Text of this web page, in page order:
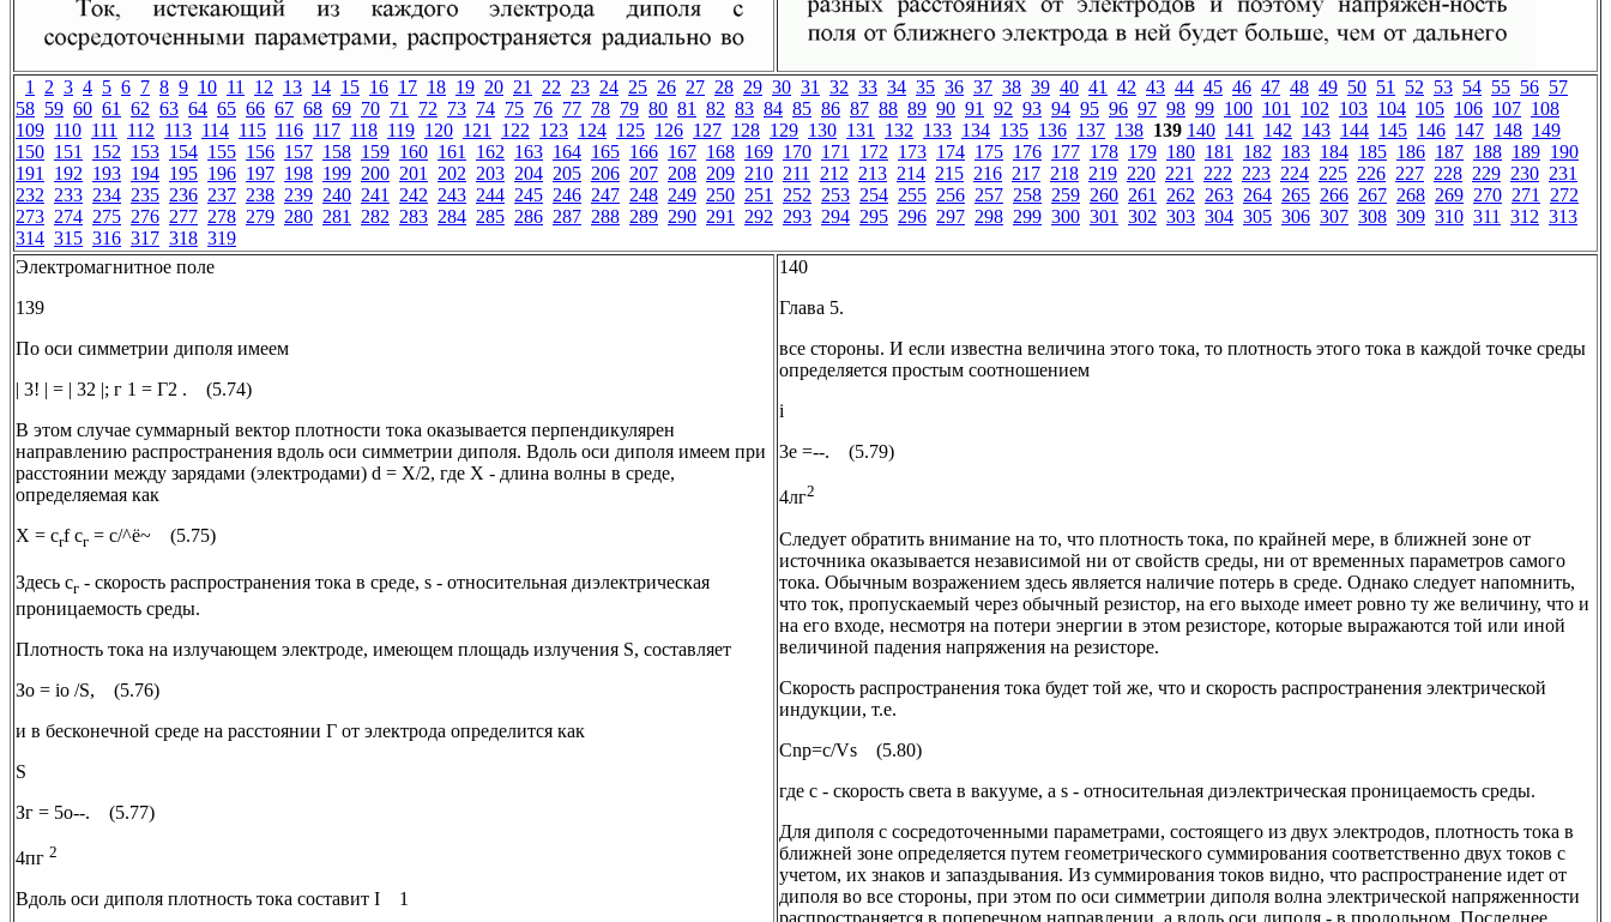
1 2 3 4 5 6 7 8 9 10 11 12 13 14 15 16 17 18 19 20 21 22 23 24 25 26 27 28 29 30 31 32 33 34 35 36 37 38 39 40 41 42 43 44 45 46 47 48 49 50 51 52 53 54 55 56 57
58 59 60 61 62 63 64 65 66 67 68 69 70 71 72 73 74 75 76 77 78 79 80 81 82 83 84 85 86 87 88 89 90 91 92 93 94 95 96 97 98 99 100 101 102 103 104 105 106 107 108
109 110 111 112 113 114 115 116 117 118 119 120 121 122 123 124 125 126 127 128 129 130 131 132 133 134 135 136 137 138 139 140 141 142 143 144 145 146 147 148 149
150 151 152 153 154 155 156 157 158 159 160 161 162 163 164 165 166 167 168 169 170 171 172 173 174 175 176 177 178 179 180 181 182 183 184 185 186 187 188 189 190
191 192 193 194 195 196 197 198 199 200 201 202 203 204 205 206 207 208 209 210 211 212 213 214 215 216 217 218 219 220 221 222 223 224 225 226 227 228 229 230 231
232 233 234 235 236 237 238 239 240 241 242 243 244 245 246 247 248 249 250 251 252 253 254 255 256 257 258 259 260 261 262 263 264 265 266 267 268 269 270 271 272
273 274 275 276 277 278 279 280 281 282 283 284 285 286 287 288 289 290 291 292 293 294 295 296 297 298 299 300 301 302 303 304 305 306 307 308 309 310 311 312 313
314 315 316 317 318 319
Электромагнитное поле
139
По оси симметрии диполя имеем
| 3! | = | 32 |; г 1 = Г2 . (5.74)
В этом случае суммарный вектор плотности тока оказывается перпендикулярен
направлению распространения вдоль оси симметрии диполя. Вдоль оси диполя имеем при
расстоянии между зарядами (электродами) d = Х/2, где X - длина волны в среде,
определяемая как
X = crf сг = с/^ё~ (5.75)
Здесь сг - скорость распространения тока в среде, s - относительная диэлектрическая
проницаемость среды.
Плотность тока на излучающем электроде, имеющем площадь излучения S, составляет
Зо = io /S, (5.76)
и в бесконечной среде на расстоянии Г от электрода определится как
S
Зг = 5о--. (5.77)
4пг 2
Вдоль оси диполя плотность тока составит I 1
140
Глава 5.
все стороны. И если известна величина этого тока, то плотность этого тока в каждой точке среды
определяется простым соотношением
i
3е =--. (5.79)
4лг2
Следует обратить внимание на то, что плотность тока, по крайней мере, в ближней зоне от
источника оказывается независимой ни от свойств среды, ни от временных параметров самого
тока. Обычным возражением здесь является наличие потерь в среде. Однако следует напомнить,
что ток, пропускаемый через обычный резистор, на его выходе имеет ровно ту же величину, что и
на его входе, несмотря на потери энергии в этом резисторе, которые выражаются той или иной
величиной падения напряжения на резисторе.
Скорость распространения тока будет той же, что и скорость распространения электрической
индукции, т.е.
Cnp=c/Vs (5.80)
где с - скорость света в вакууме, а s - относительная диэлектрическая проницаемость среды.
Для диполя с сосредоточенными параметрами, состоящего из двух электродов, плотность тока в
ближней зоне определяется путем геометрического суммирования соответственно двух токов с
учетом, их знаков и запаздывания. Из суммирования токов видно, что распространение идет от
диполя во все стороны, при этом по оси симметрии диполя волна электрической напряженности
распространяется в поперечном направлении, а вдоль оси диполя - в продольном. Последнее